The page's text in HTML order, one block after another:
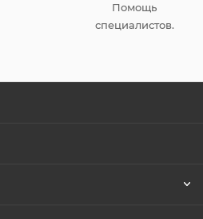
Помощь
специалистов.